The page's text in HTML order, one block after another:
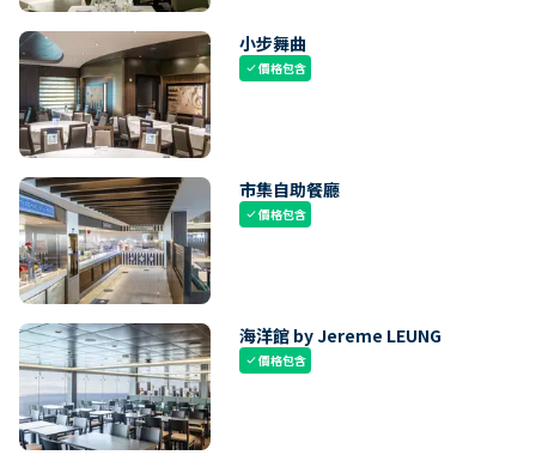
小步舞曲
check價格包含
市集自助餐廳
check價格包含
海洋館 by Jereme LEUNG
check價格包含